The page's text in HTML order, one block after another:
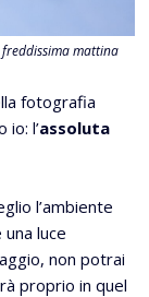
mattina
fotografia
io: l’assoluta
l’ambiente
luce
non potrai
proprio in quel